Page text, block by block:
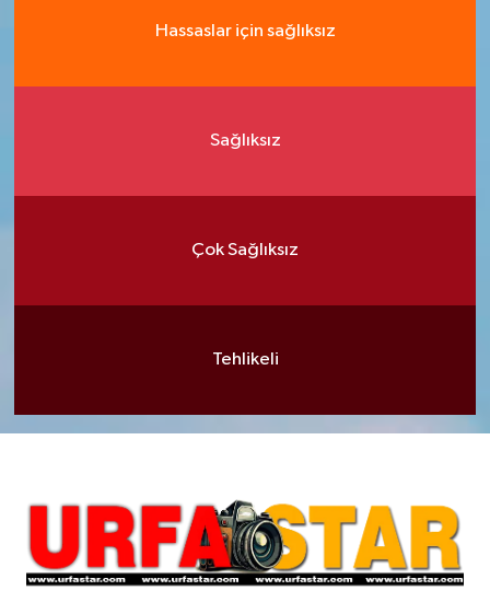
Hassaslar için sağlıksız
Sağlıksız
Çok Sağlıksız
Tehlikeli